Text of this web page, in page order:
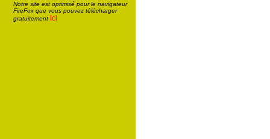
Notre site est optimisé pour le navigateur
FireFox que vous pouvez télécharger
gratuitement ici